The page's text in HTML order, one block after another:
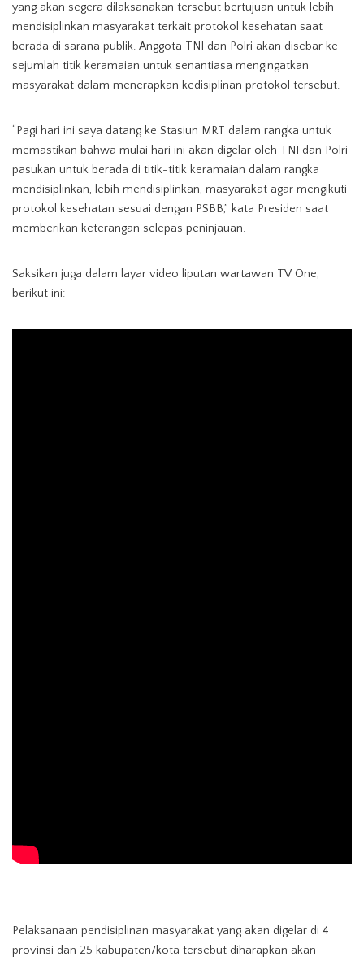
yang akan segera dilaksanakan tersebut bertujuan untuk lebih
mendisiplinkan masyarakat terkait protokol kesehatan saat
berada di sarana publik. Anggota TNI dan Polri akan disebar ke
sejumlah titik keramaian untuk senantiasa mengingatkan
masyarakat dalam menerapkan kedisiplinan protokol tersebut.
“Pagi hari ini saya datang ke Stasiun MRT dalam rangka untuk
memastikan bahwa mulai hari ini akan digelar oleh TNI dan Polri
pasukan untuk berada di titik-titik keramaian dalam rangka
mendisiplinkan, lebih mendisiplinkan, masyarakat agar mengikuti
protokol kesehatan sesuai dengan PSBB,” kata Presiden saat
memberikan keterangan selepas peninjauan.
Saksikan juga dalam layar video liputan wartawan TV One,
berikut ini:
Pelaksanaan pendisiplinan masyarakat yang akan digelar di 4
provinsi dan 25 kabupaten/kota tersebut diharapkan akan